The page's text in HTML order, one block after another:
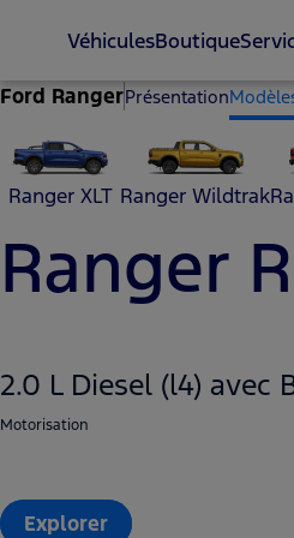
VéhiculesBoutique
Ford RangerPrésentation
Ranger XLT Ranger Wildtrak
Ranger
2.0 L Diesel (l4) avec
Motorisation
Explorer